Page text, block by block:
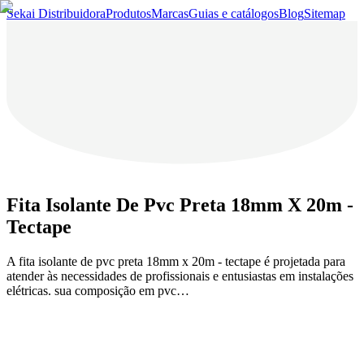
Sekai DistribuidoraProdutosMarcasGuias e catálogosBlogSitemap
Fita Isolante De Pvc Preta 18mm X 20m -
Tectape
A fita isolante de pvc preta 18mm x 20m - tectape é projetada para
atender às necessidades de profissionais e entusiastas em instalações
elétricas. sua composição em pvc…